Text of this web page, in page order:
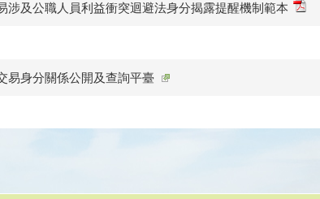
涉及公職人員利益衝突迴避法身分揭露提醒機制範本
易身分關係公開及查詢平臺